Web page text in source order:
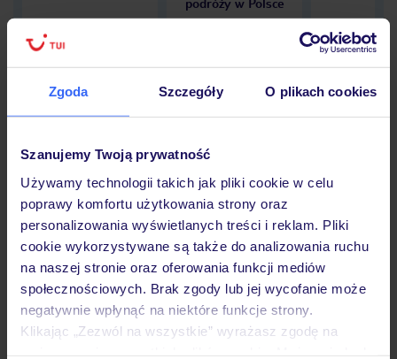
Zgoda Szczegóły O plikach cookies
Szanujemy Twoją prywatność
Używamy technologii takich jak pliki cookie w celu
poprawy komfortu użytkowania strony oraz
personalizowania wyświetlanych treści i reklam. Pliki
cookie wykorzystywane są także do analizowania ruchu
na naszej stronie oraz oferowania funkcji mediów
społecznościowych. Brak zgody lub jej wycofanie może
negatywnie wpłynąć na niektóre funkcje strony.
Klikając „Zezwól na wszystkie” wyrażasz zgodę na
Hotel
Opinie
Pokoje
Wyżywienie